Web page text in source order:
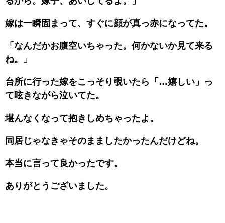
嫁は一瞬固まって、すぐに顔が真っ赤になってた。
「なんだかお腹空いちゃった。何かないか見て来る
ね。」
台所に行った嫁をこっそり覗いたら「…嬉しい」っ
て呟きながら泣いてた。
堪んなくなって抱きしめちゃったよ。
同居じゃなきゃそのまましたかったんだけどね。
本当に言って良かったです。
ありがとうございました。